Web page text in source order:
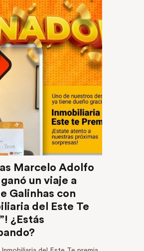
Marcelo Adolfo
un viaje a
Galinhas con
del Este Te
¿Estás